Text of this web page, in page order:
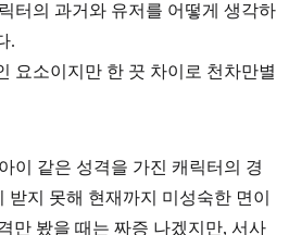
터의 과거와 유저를 어떻게 생각하
.
요소이지만 한 끗 차이로 천차만별
이 같은 성격을 가진 캐릭터의 경
받지 못해 현재까지 미성숙한 면이
만 봤을 때는 짜증 나겠지만, 서사